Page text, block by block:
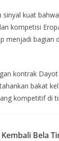
sinyal kuat
kompetisi
menjadi
kontrak
bakat
kompetitif di
Bela